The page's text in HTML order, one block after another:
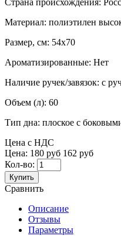
Страна происхождения:
Материал: полиэтилен
Размер, см: 54x70
Ароматизированные: Нет
Наличие ручек/завязок: с
Объем (л): 60
Тип дна: плоское с
Цена с НДС
Цена: 180 руб 162 руб
Кол-во:
Купить
Сравнить
Описание
Отзывы
Параметры